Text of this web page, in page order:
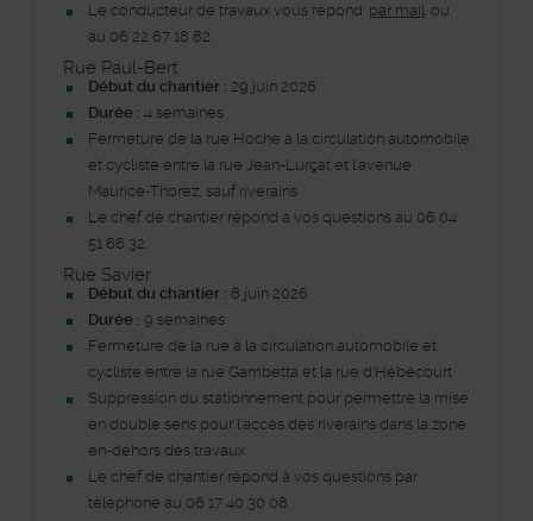
Le conducteur de travaux vous répond par mail ou
au 06 22 67 18 82.
Rue Paul-Bert
Début du chantier : 29 juin 2026
Durée : 4 semaines
Fermeture de la rue Hoche à la circulation automobile
et cycliste entre la rue Jean-Lurçat et l'avenue
Maurice-Thorez, sauf riverains
Le chef de chantier répond à vos questions au 06 04
51 66 32.
Rue Savier
Début du chantier : 8 juin 2026
Durée : 9 semaines
Fermeture de la rue à la circulation automobile et
cycliste entre la rue Gambetta et la rue d'Hébécourt
Suppression du stationnement pour permettre la mise
en double sens pour l'accès des riverains dans la zone
en-dehors des travaux
Le chef de chantier répond à vos questions par
téléphone au 06 17 40 30 08.